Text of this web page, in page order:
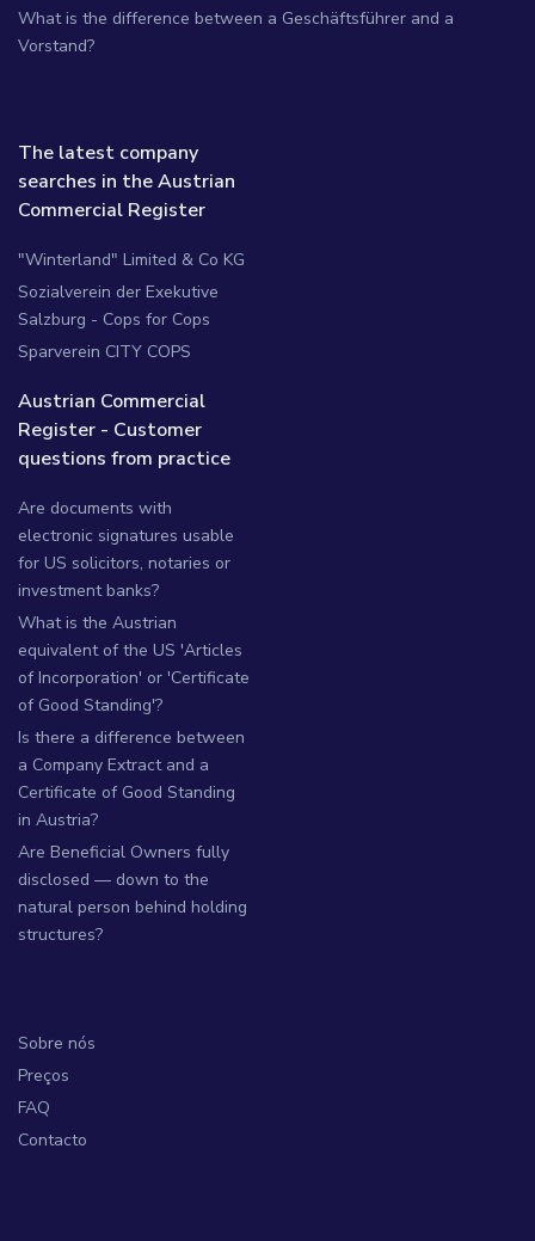
What is the difference between a Geschäftsführer and a
Vorstand?
The latest company
searches in the Austrian
Commercial Register
"Winterland" Limited & Co KG
Sozialverein der Exekutive
Salzburg - Cops for Cops
Sparverein CITY COPS
Austrian Commercial
Register - Customer
questions from practice
Are documents with
electronic signatures usable
for US solicitors, notaries or
investment banks?
What is the Austrian
equivalent of the US 'Articles
of Incorporation' or 'Certificate
of Good Standing'?
Is there a difference between
a Company Extract and a
Certificate of Good Standing
in Austria?
Are Beneficial Owners fully
disclosed — down to the
natural person behind holding
structures?
Sobre nós
Preços
FAQ
Contacto